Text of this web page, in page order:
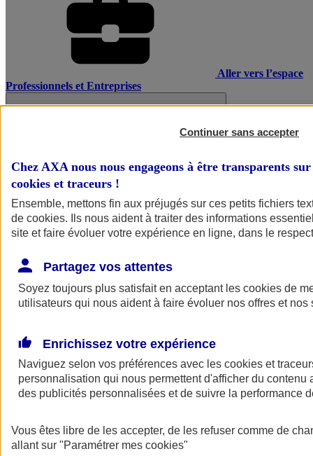
Aller vers l’espace
Professionnels et Entreprises
AXA Assurance
Continuer sans accepter
Chez AXA nous nous engageons à être transparents
cookies et traceurs !
Ensemble, mettons fin aux préjugés sur ces petits fichiers
de cookies. Ils nous aident à traiter des informations
site et faire évoluer votre expérience en ligne, dans le
Partagez vos attentes
Soyez toujours plus satisfait en acceptant les cookies de
utilisateurs qui nous aident à faire évoluer nos offres et nos
Enrichissez votre expérience
Naviguez selon vos préférences avec les cookies et
personnalisation qui nous permettent d'afficher du contenu
des publicités personnalisées et de suivre la performance
Vous êtes libre de les accepter, de les refuser comme de
allant sur "Paramétrer mes cookies"